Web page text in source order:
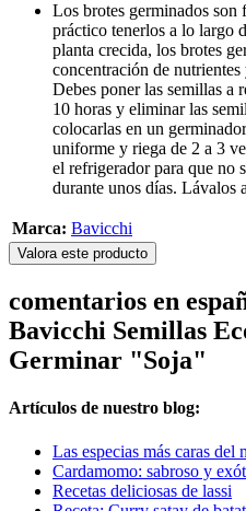
Los brotes germinados son
práctico tenerlos a lo largo
planta crecida, los brotes
concentración de
Debes poner las semillas a
10 horas y eliminar las
colocarlas en un
uniforme y riega de 2 a 3
el refrigerador para que no
durante unos días. Lávalos
Marca: Bavicchi
Valora este producto
comentarios en
Bavicchi Semillas
Germinar "Soja"
Artículos de nuestro blog:
Las especias más caras del
Cardamomo: sabroso y
Recetas deliciosas de lassi